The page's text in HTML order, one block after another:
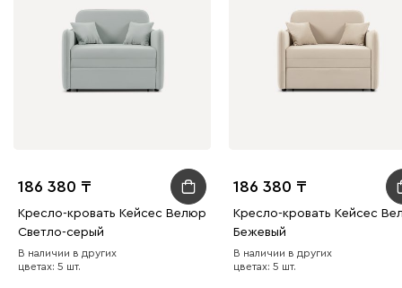
186 380
Кресло-кровать Кейсес Велюр
Светло-серый
В наличии в других
цветах: 5 шт.
186 380
Кресло-кровать Кейсес
Бежевый
В наличии в других
цветах: 5 шт.